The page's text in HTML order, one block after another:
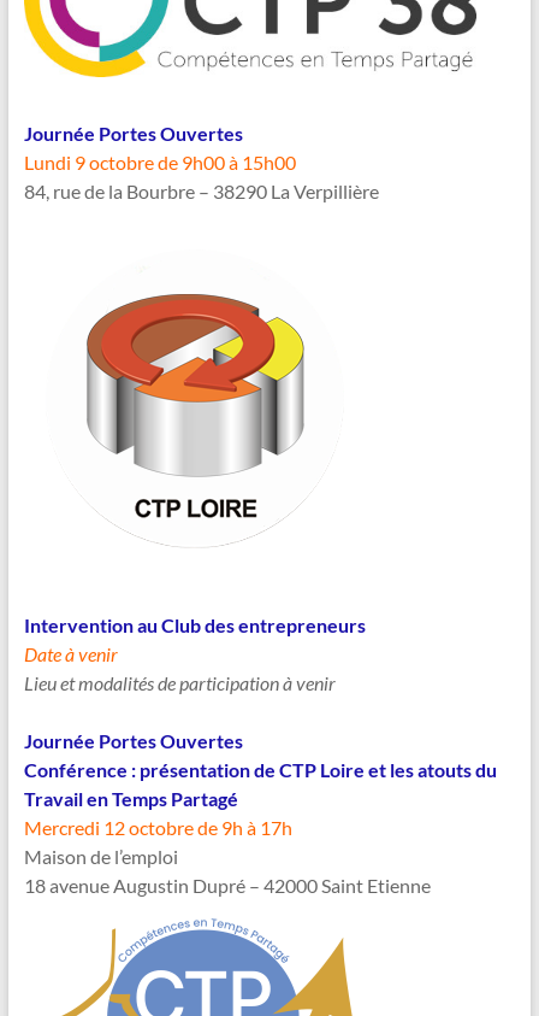
Journée Portes Ouvertes
Lundi 9 octobre de 9h00 à 15h00
84, rue de la Bourbre – 38290 La Verpillière
Intervention au Club des entrepreneurs
Date à venir
Lieu et modalités de participation à venir
Journée Portes Ouvertes
Conférence : présentation de CTP Loire et les atouts du
Travail en Temps Partagé
Mercredi 12 octobre de 9h à 17h
Maison de l’emploi
18 avenue Augustin Dupré – 42000 Saint Etienne